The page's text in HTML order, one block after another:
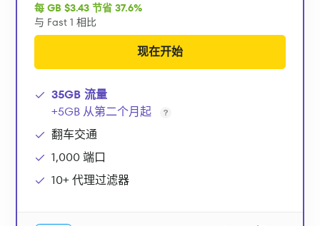
每 GB $3.43 节省 37.6%
与 Fast 1 相比
现在开始
35GB 流量
+5GB 从第二个月起
翻车交通
1,000 端口
10+ 代理过滤器